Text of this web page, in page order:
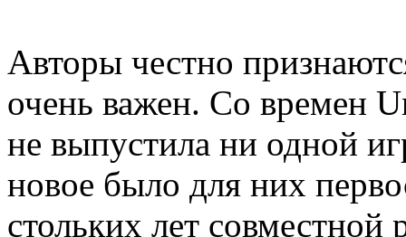
Авторы честно
очень важен. Со времен
не выпустила ни одной
новое было для них
стольких лет